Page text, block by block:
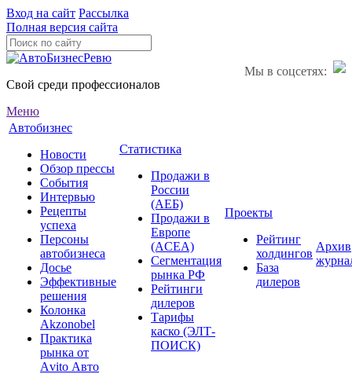
Вход на сайт Рассылка
Полная версия сайта
Мы в соцсетях:
Свой среди профессионалов
Меню
Автобизнес
Новости
Обзор прессы
События
Интервью
Рецепты
успеха
Персоны
автобизнеса
Досье
Эффективные
решения
Колонка
Akzonobel
Практика
рынка от
Аvito Авто
Статистика
Продажи в
России
(АЕБ)
Продажи в
Европе
(ACEA)
Сегментация
рынка РФ
Рейтинги
дилеров
Тарифы
каско (ЭЛТ-
ПОИСК)
Проекты
Рейтинг
холдингов
База
дилеров
Архив